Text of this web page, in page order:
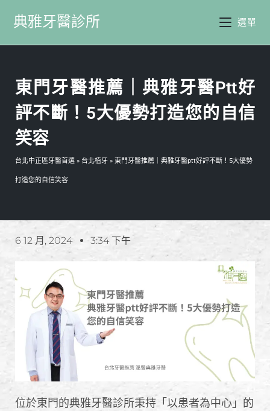
典雅牙醫診所 選單
東門牙醫推薦｜典雅牙醫ptt好
評不斷！5大優勢打造您的自信
笑容
台北中正區牙醫首選 » 台北植牙 » 東門牙醫推薦｜典雅牙醫ptt好評不斷！5大優勢
打造您的自信笑容
6 12 月, 2024 3:34 下午
位於東門的典雅牙醫診所秉持「以患者為中心」的